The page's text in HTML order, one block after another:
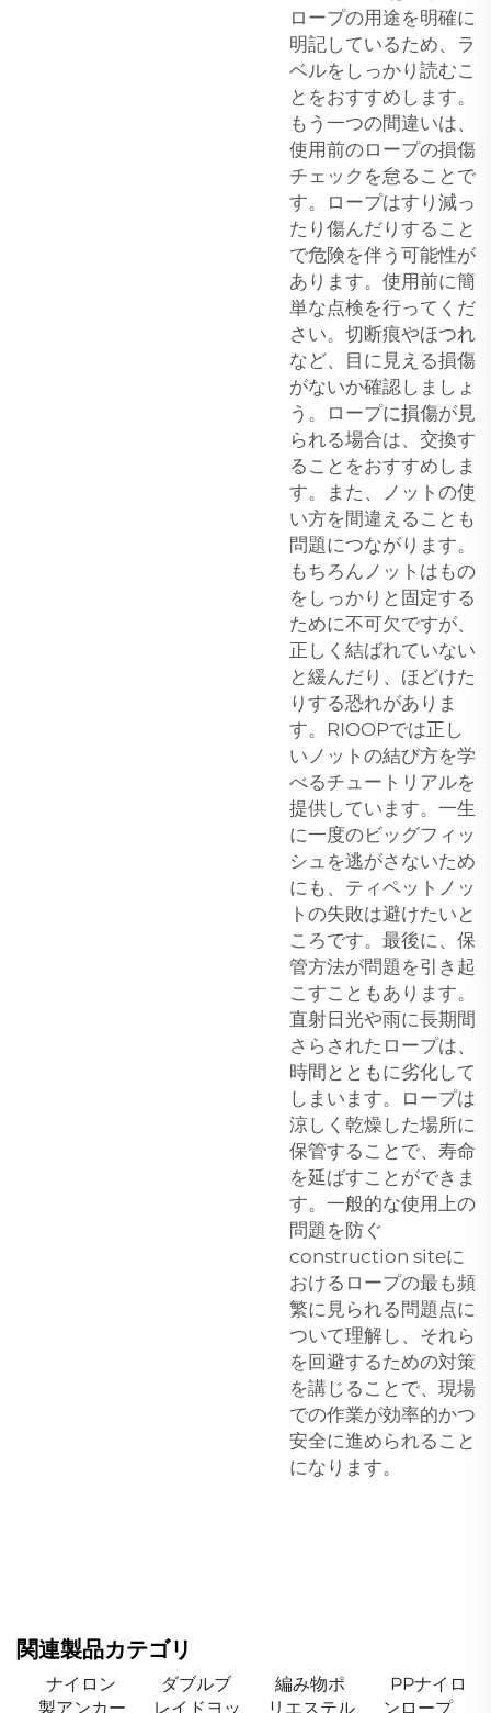
ロープの用途を明確に
明記しているため、ラ
ベルをしっかり読むこ
とをおすすめします。
もう一つの間違いは、
使用前のロープの損傷
チェックを怠ることで
す。ロープはすり減っ
たり傷んだりすること
で危険を伴う可能性が
あります。使用前に簡
単な点検を行ってくだ
さい。切断痕やほつれ
など、目に見える損傷
がないか確認しましょ
う。ロープに損傷が見
られる場合は、交換す
ることをおすすめしま
す。また、ノットの使
い方を間違えることも
問題につながります。
もちろんノットはもの
をしっかりと固定する
ために不可欠ですが、
正しく結ばれていない
と緩んだり、ほどけた
りする恐れがありま
す。RIOOPでは正し
いノットの結び方を学
べるチュートリアルを
提供しています。一生
に一度のビッグフィッ
シュを逃がさないため
にも、ティペットノッ
トの失敗は避けたいと
ころです。最後に、保
管方法が問題を引き起
こすこともあります。
直射日光や雨に長期間
さらされたロープは、
時間とともに劣化して
しまいます。ロープは
涼しく乾燥した場所に
保管することで、寿命
を延ばすことができま
す。一般的な使用上の
問題を防ぐ
construction siteに
おけるロープの最も頻
繁に見られる問題点に
ついて理解し、それら
を回避するための対策
を講じることで、現場
での作業が効率的かつ
安全に進められること
になります。
関連製品カテゴリ
ナイロン
製アンカー
ダブルブ
レイドヨッ
編み物ポ
リエステル
PPナイロ
ンロープ